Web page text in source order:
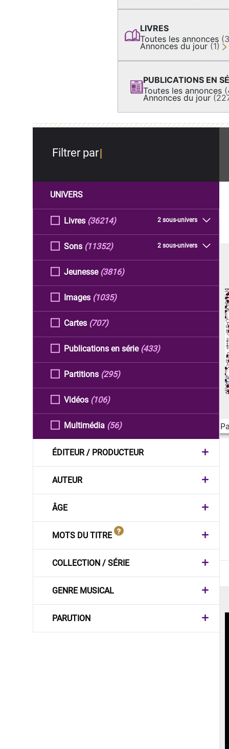
LIVRES
Toutes les annonces
Annonces du jour (1)
PUBLICATIONS EN
Toutes les annonces
Annonces du jour
Filtrer par
UNIVERS
Livres 2 sous-univers
(36214)
Sons 2 sous-univers
(11352)
Jeunesse (3816)
Images (1035)
Cartes (707)
Publications en série (433)
Partitions (295)
Vidéos (106)
Multimédia (56)
ÉDITEUR / PRODUCTEUR
AUTEUR
ÂGE
MOTS DU TITRE
COLLECTION / SÉRIE
GENRE MUSICAL
PARUTION